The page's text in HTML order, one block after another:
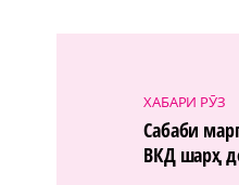
ХАБАРИ РӮЗ
Сабаби
ВКД шарҳ